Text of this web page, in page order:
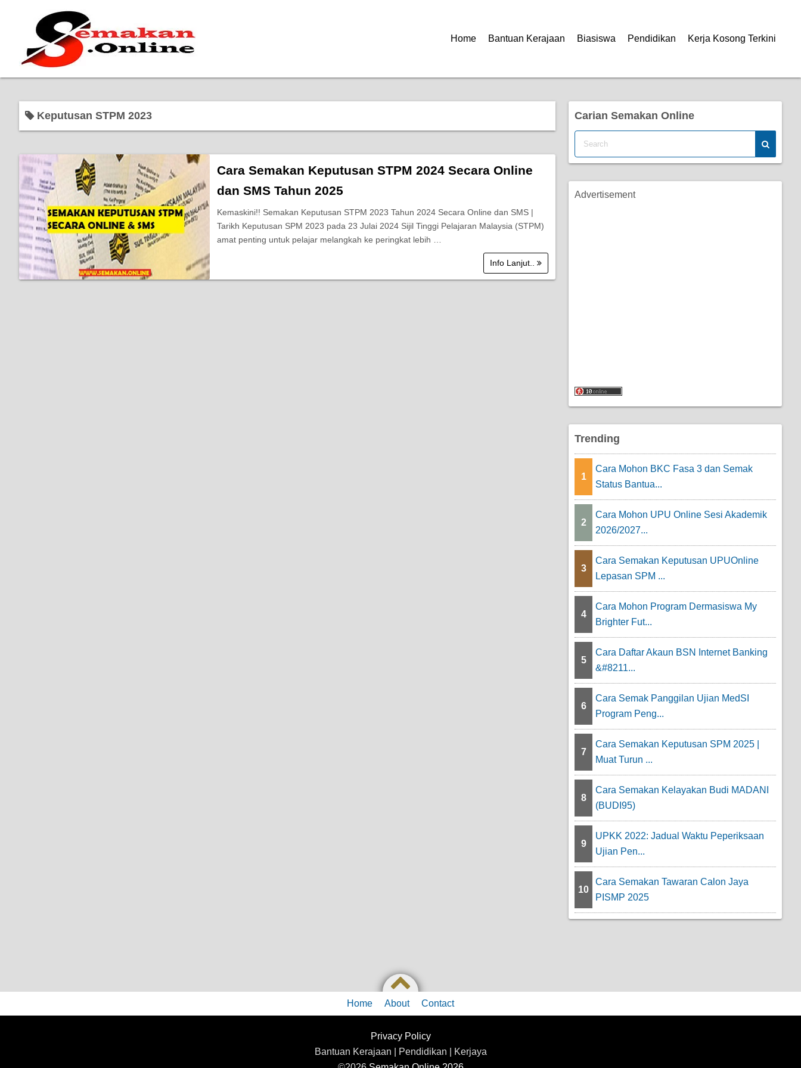
Home Bantuan Kerajaan Biasiswa Pendidikan Kerja Kosong Terkini
Keputusan STPM 2023
Cara Semakan Keputusan STPM 2024 Secara Online
dan SMS Tahun 2025
Kemaskini!! Semakan Keputusan STPM 2023 Tahun 2024 Secara Online dan SMS |
Tarikh Keputusan SPM 2023 pada 23 Julai 2024 Sijil Tinggi Pelajaran Malaysia (STPM)
amat penting untuk pelajar melangkah ke peringkat lebih …
Info Lanjut..
Carian Semakan Online
Advertisement
Trending
1
Cara Mohon BKC Fasa 3 dan Semak
Status Bantua...
2
Cara Mohon UPU Online Sesi Akademik
2026/2027...
3
Cara Semakan Keputusan UPUOnline
Lepasan SPM ...
4
Cara Mohon Program Dermasiswa My
Brighter Fut...
5
Cara Daftar Akaun BSN Internet Banking
&#8211...
6
Cara Semak Panggilan Ujian MedSI
Program Peng...
7
Cara Semakan Keputusan SPM 2025 |
Muat Turun ...
8
Cara Semakan Kelayakan Budi MADANI
(BUDI95)
9
UPKK 2022: Jadual Waktu Peperiksaan
Ujian Pen...
10
Cara Semakan Tawaran Calon Jaya
PISMP 2025
Home About Contact
Privacy Policy
Bantuan Kerajaan | Pendidikan | Kerjaya